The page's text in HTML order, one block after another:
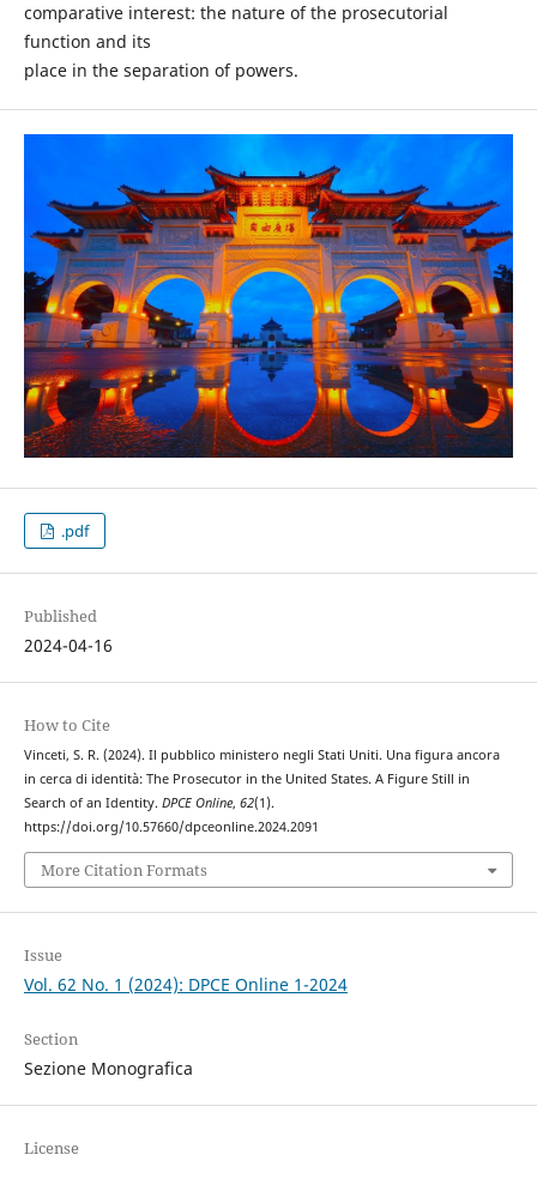
comparative interest: the nature of the prosecutorial
function and its
place in the separation of powers.
.pdf
Published
2024-04-16
How to Cite
Vinceti, S. R. (2024). Il pubblico ministero negli Stati Uniti. Una figura ancora
in cerca di identità: The Prosecutor in the United States. A Figure Still in
Search of an Identity. DPCE Online, 62(1).
https://doi.org/10.57660/dpceonline.2024.2091
More Citation Formats
Issue
Vol. 62 No. 1 (2024): DPCE Online 1-2024
Section
Sezione Monografica
License